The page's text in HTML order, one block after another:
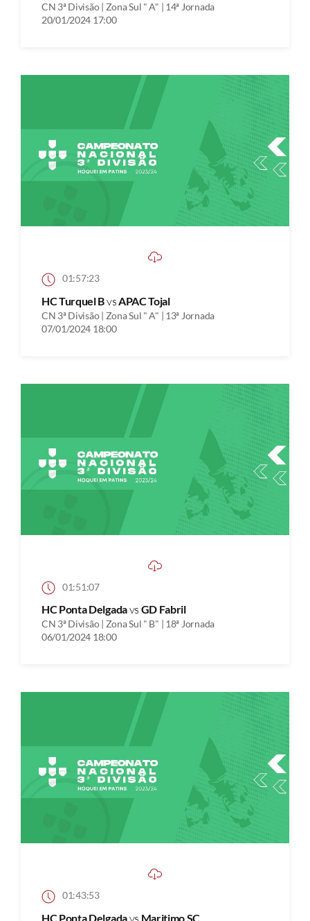
CN 3ª Divisão | Zona Sul " A" | 14ª Jornada
20/01/2024 17:00
01:57:23
HC Turquel Bvs APAC Tojal
CN 3ª Divisão | Zona Sul " A" | 13ª Jornada
07/01/2024 18:00
01:51:07
HC Ponta Delgadavs GD Fabril
CN 3ª Divisão | Zona Sul " B" | 18ª Jornada
06/01/2024 18:00
01:43:53
HC Ponta Delgadavs Maritimo SC